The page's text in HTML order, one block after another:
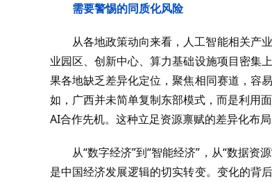
需要警惕的同质化风险
从各地政策动向来看，人工智能相关产
业园区、创新中心、算力基础设施项目密集
果各地缺乏差异化定位，聚焦相同赛道，容
如，广西并未简单复制东部模式，而是利用
AI合作先机。这种立足资源禀赋的差异化布
从“数字经济”到“智能经济”，从“数据
是中国经济发展逻辑的切实转变。变化的背